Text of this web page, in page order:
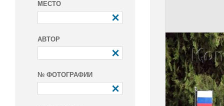
МЕСТО
АВТОР
№ ФОТОГРАФИИ